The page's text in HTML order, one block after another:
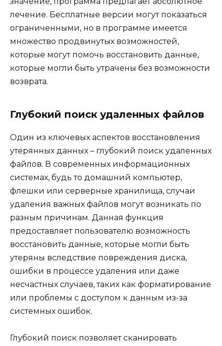
лечение. Бесплатные версии могут показаться
ограниченными, но в программе имеется
множество продвинутых возможностей,
которые могут помочь восстановить данные,
которые могли быть утрачены без возможности
возврата.
Глубокий поиск удаленных файлов
Один из ключевых аспектов восстановления
утерянных данных – глубокий поиск удаленных
файлов. В современных информационных
системах, будь то домашний компьютер,
флешки или серверные хранилища, случаи
удаления важных файлов могут возникать по
разным причинам. Данная функция
предоставляет пользователю возможность
восстановить данные, которые могли быть
утеряны вследствие повреждения диска,
ошибки в процессе удаления или даже
несчастных случаев, таких как форматирование
или проблемы с доступом к данным из-за
системных ошибок.
Глубокий поиск позволяет сканировать